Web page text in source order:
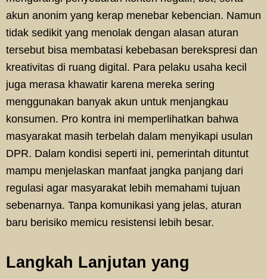
akun anonim yang kerap menebar kebencian. Namun
tidak sedikit yang menolak dengan alasan aturan
tersebut bisa membatasi kebebasan berekspresi dan
kreativitas di ruang digital. Para pelaku usaha kecil
juga merasa khawatir karena mereka sering
menggunakan banyak akun untuk menjangkau
konsumen. Pro kontra ini memperlihatkan bahwa
masyarakat masih terbelah dalam menyikapi usulan
DPR. Dalam kondisi seperti ini, pemerintah dituntut
mampu menjelaskan manfaat jangka panjang dari
regulasi agar masyarakat lebih memahami tujuan
sebenarnya. Tanpa komunikasi yang jelas, aturan
baru berisiko memicu resistensi lebih besar.
Langkah Lanjutan yang